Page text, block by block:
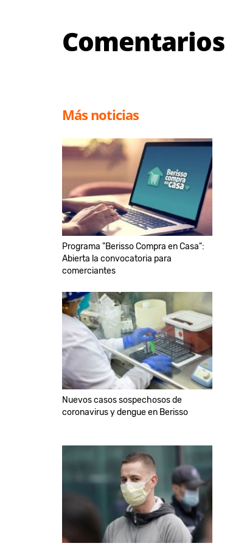
Comentarios
Más noticias
Programa "Berisso Compra en Casa":
Abierta la convocatoria para
comerciantes
Nuevos casos sospechosos de
coronavirus y dengue en Berisso